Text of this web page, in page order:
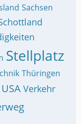
Sachsen
Stellplatz
Thüringen
USA Verkehr